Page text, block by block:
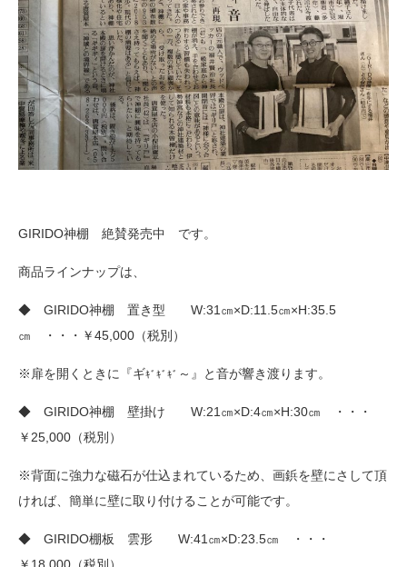
GIRIDO神棚 絶賛発売中 です。
商品ラインナップは、
◆ GIRIDO神棚 置き型 W:31㎝×D:11.5㎝×H:35.5
㎝ ・・・￥45,000（税別）
※扉を開くときに『ギｷﾞｷﾞｷﾞ ～』と音が響き渡ります。
◆ GIRIDO神棚 壁掛け W:21㎝×D:4㎝×H:30㎝ ・・・
￥25,000（税別）
※背面に強力な磁石が仕込まれているため、画鋲を壁にさして頂
ければ、簡単に壁に取り付けることが可能です。
◆ GIRIDO棚板 雲形 W:41㎝×D:23.5㎝ ・・・